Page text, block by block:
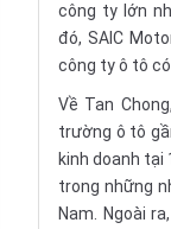
công ty lớn
đó, SAIC
công ty ô tô
Về Tan
trường ô tô
kinh doanh tại
trong những
Nam. Ngoài